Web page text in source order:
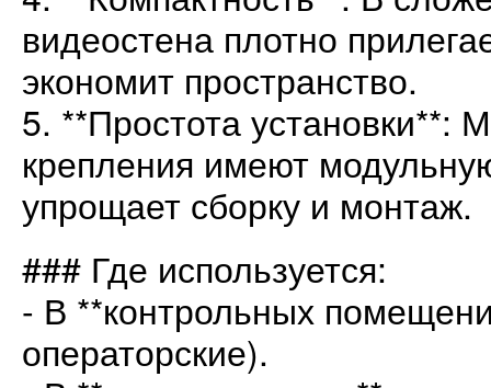
видеостена плотно
экономит пространство.
5. **Простота установки**:
крепления имеют
упрощает сборку и монтаж.
### Где используется:
- В **контрольных
операторские).